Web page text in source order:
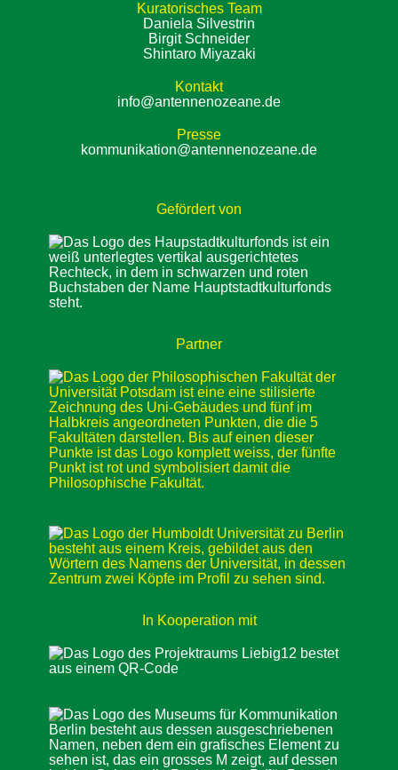
Kuratorisches Team
Daniela Silvestrin
Birgit Schneider
Shintaro Miyazaki
Kontakt
info@antennenozeane.de
Presse
kommunikation@antennenozeane.de
Gefördert von
Partner
In Kooperation mit